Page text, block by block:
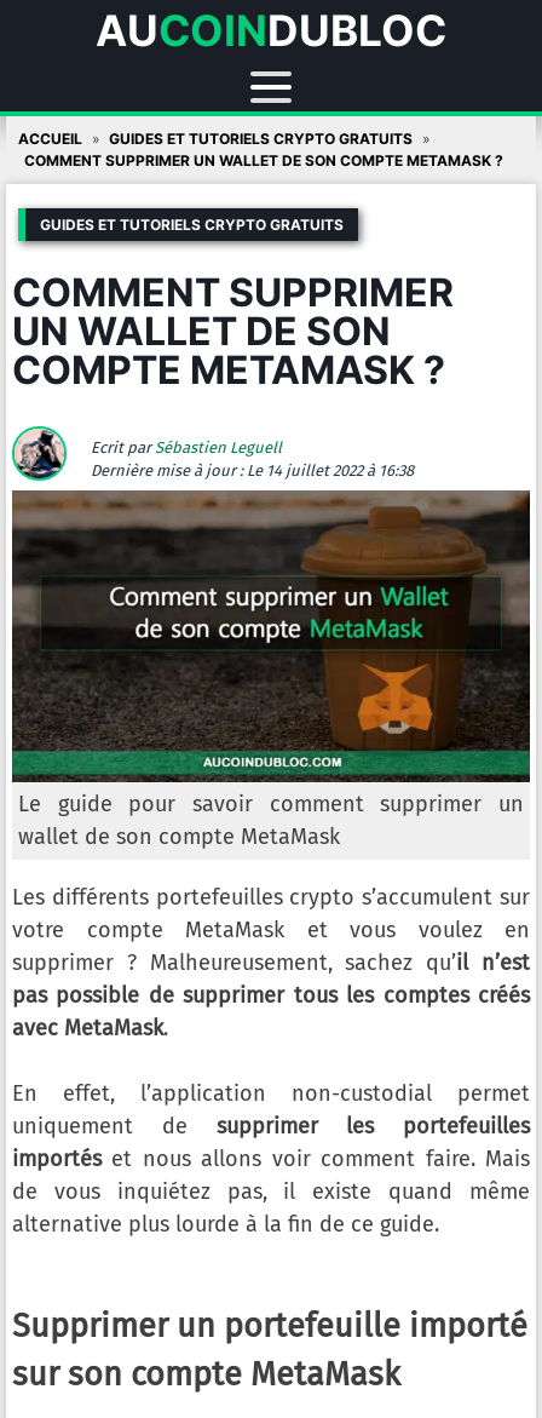
AUCOINDUBLOC
Skip
content
ACCUEIL
GUIDES ET TUTORIELS CRYPTO GRATUITS
COMMENT SUPPRIMER UN WALLET DE SON COMPTE METAMASK ?
GUIDES ET TUTORIELS CRYPTO GRATUITS
COMMENT SUPPRIMER
UN WALLET DE SON
COMPTE METAMASK ?
Ecrit parSébastien Leguell
Dernière mise à jour : Le 14 juillet 2022 à 16:38
Le guide pour savoir comment supprimer un
wallet de son compte MetaMask
Les différents portefeuilles crypto s’accumulent sur
votre compte MetaMask et vous voulez en
supprimer ? Malheureusement, sachez qu’il n’est
pas possible de supprimer tous les comptes créés
avec MetaMask.
En effet, l’application non-custodial permet
uniquement de supprimer les portefeuilles
importéset nous allons voir comment faire. Mais
de vous inquiétez pas, il existe quand même
alternative plus lourde à la fin de ce guide.
Supprimer un portefeuille importé
sur son compte MetaMask